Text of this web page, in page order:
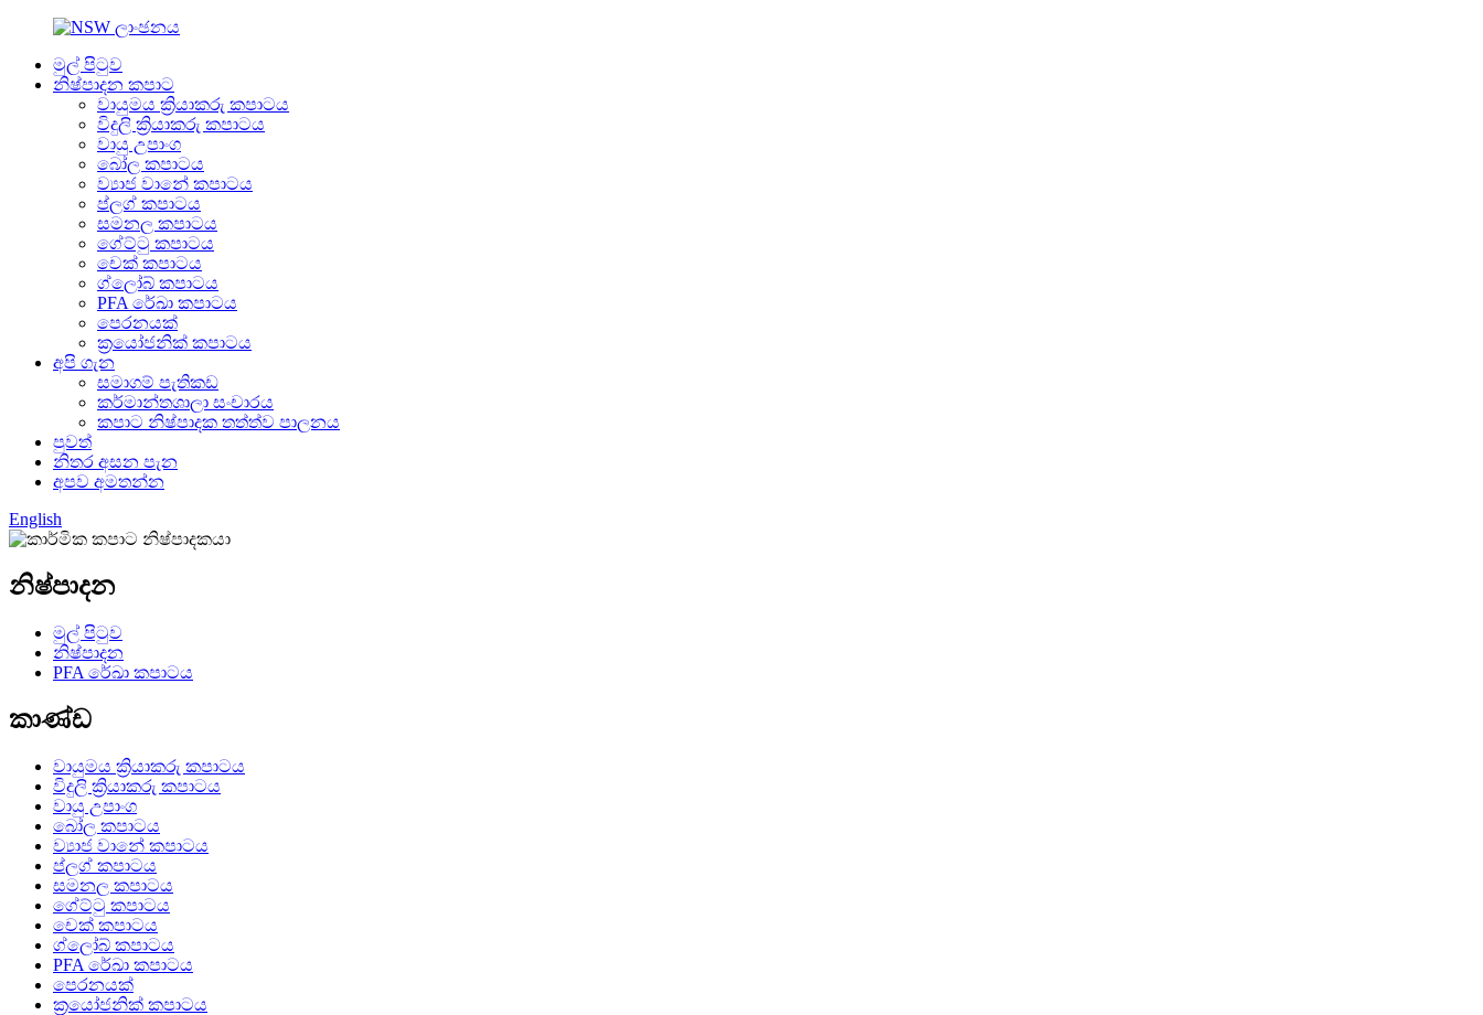
මුල් පිටුව
නිෂ්පාදන කපාට
වායුමය ක්‍රියාකරු කපාටය
විදුලි ක්‍රියාකරු කපාටය
වායු උපාංග
බෝල කපාටය
ව්‍යාජ වානේ කපාටය
ප්ලග් කපාටය
සමනල කපාටය
ගේට්ටු කපාටය
චෙක් කපාටය
ග්ලෝබ් කපාටය
PFA රේඛා කපාටය
පෙරනයක්
ක්‍රයෝජනික් කපාටය
අපි ගැන
සමාගම් පැතිකඩ
කර්මාන්තශාලා සංචාරය
කපාට නිෂ්පාදක තත්ත්ව පාලනය
පුවත්
නිතර අසන පැන
අපව අමතන්න
English
නිෂ්පාදන
මුල් පිටුව
නිෂ්පාදන
PFA රේඛා කපාටය
කාණ්ඩ
වායුමය ක්‍රියාකරු කපාටය
විදුලි ක්‍රියාකරු කපාටය
වායු උපාංග
බෝල කපාටය
ව්‍යාජ වානේ කපාටය
ප්ලග් කපාටය
සමනල කපාටය
ගේට්ටු කපාටය
චෙක් කපාටය
ග්ලෝබ් කපාටය
PFA රේඛා කපාටය
පෙරනයක්
ක්‍රයෝජනික් කපාටය